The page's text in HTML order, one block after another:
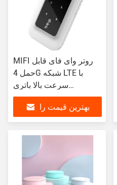
MIFI روتر وای فای قابل
حمل 4G شبکه LTE با
سرعت بالا باتری
2500mAh
بهترین قیمت را